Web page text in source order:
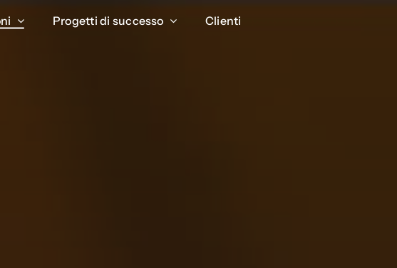
Progetti di successo Clienti
Progetti di successo Clienti